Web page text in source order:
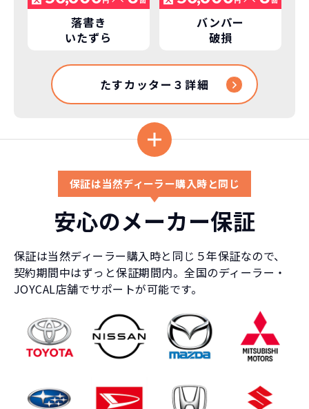
落書き
いたずら
バンパー
破損
たすカッター３詳細
保証は当然ディーラー購入時と同じ
安心のメーカー保証
保証は当然ディーラー購入時と同じ５年保証なので、
契約期間中はずっと保証期間内。全国のディーラー・
JOYCAL店舗でサポートが可能です。